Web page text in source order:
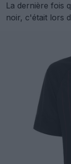
La dernière fois
noir, c'était lors